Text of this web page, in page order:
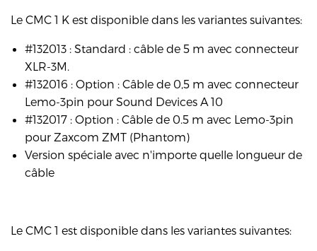
Le CMC 1 K est disponible dans les variantes suivantes:
#132013 : Standard : câble de 5 m avec connecteur
XLR-3M.
#132016 : Option : Câble de 0,5 m avec connecteur
Lemo-3pin pour Sound Devices A 10
#132017 : Option : Câble de 0.5 m avec Lemo-3pin
pour Zaxcom ZMT (Phantom)
Version spéciale avec n'importe quelle longueur de
câble
Le CMC 1 est disponible dans les variantes suivantes: